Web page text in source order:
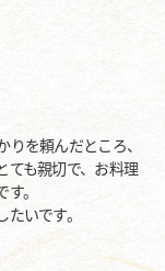
を頼んだところ、
ても親切で、お料理
。
いです。